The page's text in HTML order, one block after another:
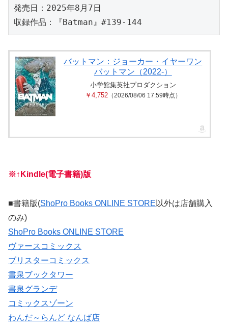
発売日：2025年8月7日
収録作品：『Batman』#139-144
バットマン：ジョーカー・イヤーワン
バットマン（2022-）
小学館集英社プロダクション
￥4,752（2026/08/06 17:59時点）
※↑Kindle(電子書籍)版
■書籍版(ShoPro Books ONLINE STORE 以外は店舗購入
のみ)
ShoPro Books ONLINE STORE
ヴァースコミックス
ブリスターコミックス
書泉ブックタワー
書泉グランデ
コミックスゾーン
わんだ～らんど なんば店